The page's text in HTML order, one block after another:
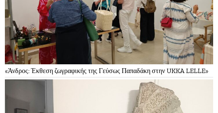
«Άνδρος: Έκθεση ζωγραφικής της Γεύσως Παπαδάκη στην UKKA LELLE»